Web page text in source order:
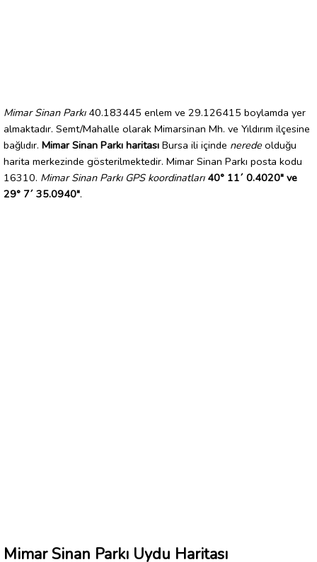
Mimar Sinan Parkı40.183445 enlem ve 29.126415 boylamda yer
almaktadır. Semt/Mahalle olarak Mimarsinan Mh. ve Yıldırım ilçesine
bağlıdır. Mimar Sinan Parkı haritası Bursa ili içinde nerede olduğu
harita merkezinde gösterilmektedir. Mimar Sinan Parkı posta kodu
16310. Mimar Sinan Parkı GPS koordinatları 40° 11´ 0.4020" ve
29° 7´ 35.0940".
Mimar Sinan Parkı Uydu Haritası